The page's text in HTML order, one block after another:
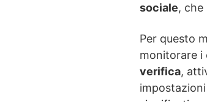
sociale, che
Per questo
monitorare i
verifica,